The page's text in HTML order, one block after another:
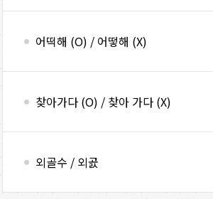
어떡해 (O) / 어떻해 (X)
찾아가다 (O) / 찾아 가다 (X)
외골수 / 외곬